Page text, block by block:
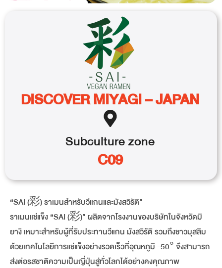
DISCOVER MIYAGI – JAPAN
Subculturezone
C09
“SAI (彩) ราเมนสำหรับวีแกนและมังสวิรัติ”
ราเมนแช่แข็ง “SAI (彩)” ผลิตจากโรงงานของบริษัทในจังหวัดมิ
ยางิ เหมาะสำหรับผู้ที่รับประทานวีแกน มังสวิรัติ รวมถึงชาวมุสลิม
ด้วยเทคโนโลยีการแช่แข็งอย่างรวดเร็วที่อุณหภูมิ -50° จึงสามารถ
ส่งต่อรสชาติความเป็นญี่ปุ่นสู่ทั่วโลกได้อย่างคงคุณภาพ